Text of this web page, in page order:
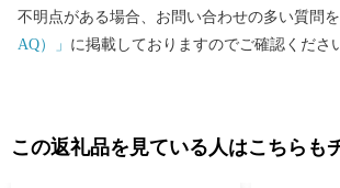
不明点がある場合、お問い合わせの多い質問を
AQ）」 に掲載しておりますのでご確認くださ
この返礼品を見ている人はこちらも